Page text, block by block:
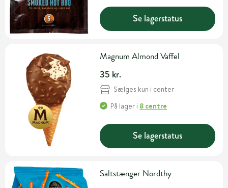
Se lagerstatus
Magnum Almond Vaffel
35 kr.
Sælges kun i center
På lager i 8 centre
Se lagerstatus
Saltstænger Nordthy